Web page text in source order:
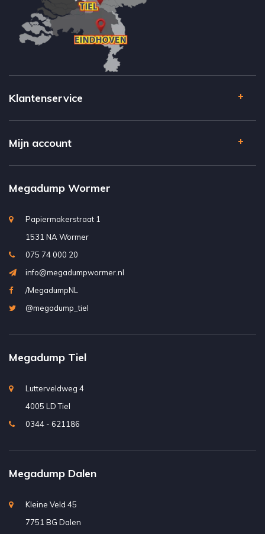
Klantenservice
Mijn account
Megadump Wormer
Papiermakerstraat 1
1531 NA Wormer
075 74 000 20
info@megadumpwormer.nl
/MegadumpNL
@megadump_tiel
Megadump Tiel
Lutterveldweg 4
4005 LD Tiel
0344 - 621186
Megadump Dalen
Kleine Veld 45
7751 BG Dalen